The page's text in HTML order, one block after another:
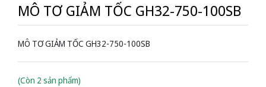
MÔ TƠ GIẢM TỐC GH32-750-100SB
MÔ TƠ GIẢM TỐC GH32-750-100SB
(Còn 2 sản phẩm)